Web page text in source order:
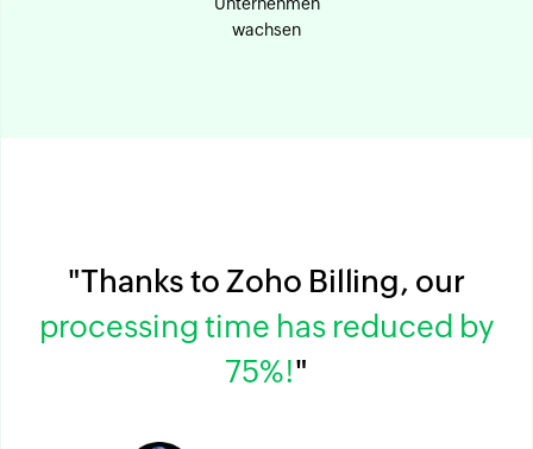
wachsen
"Thanks to Zoho Billing, our
processing time has reduced by
75%!"